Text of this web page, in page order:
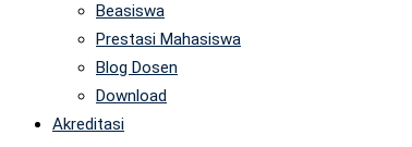
Beasiswa
Prestasi Mahasiswa
Blog Dosen
Download
Akreditasi